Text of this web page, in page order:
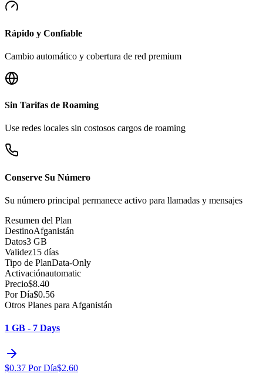
Rápido y Confiable
Cambio automático y cobertura de red premium
Sin Tarifas de Roaming
Use redes locales sin costosos cargos de roaming
Conserve Su Número
Su número principal permanece activo para llamadas y mensajes
Resumen del Plan
DestinoAfganistán
Datos3 GB
Validez15 días
Tipo de PlanData-Only
Activaciónautomatic
Precio$8.40
Por Día$0.56
Otros Planes para Afganistán
1 GB - 7 Days
$0.37 Por Día$2.60